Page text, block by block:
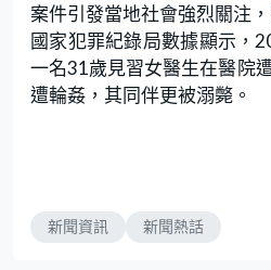
案件引發當地社會強烈關注
國家犯罪紀錄局數據顯示，
一名31歲見習女醫生在醫院
遭輪姦，其同伴更被溺斃。
新聞資訊 新聞熱話